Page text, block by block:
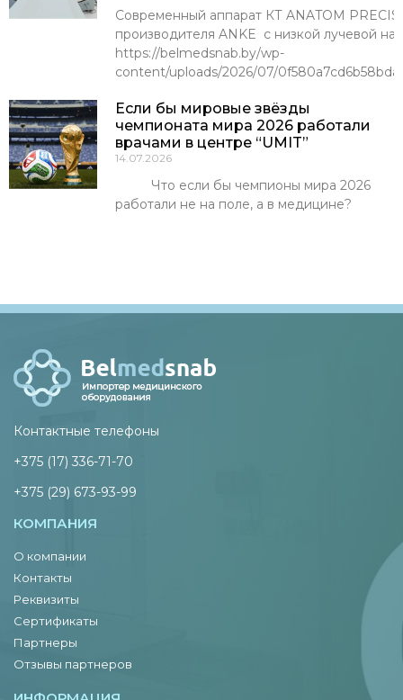
Современный аппарат КТ ANATOM
производителя ANKE с низкой лучевой
https://belmedsnab.by/wp-
content/uploads/2026/07/
Если бы мировые звёзды
чемпионата мира 2026 работали
врачами в центре “UMIT”
14.07.2026
Что если бы чемпионы мира 2026
работали не на поле, а в медицине?
Контактные телефоны
+375 (17) 336-71-70
+375 (29) 673-93-99
КОМПАНИЯ
О компании
Контакты
Реквизиты
Сертификаты
Партнеры
Отзывы партнеров